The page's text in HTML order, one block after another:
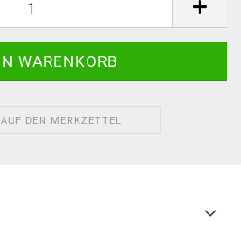
AUF DEN MERKZETTEL